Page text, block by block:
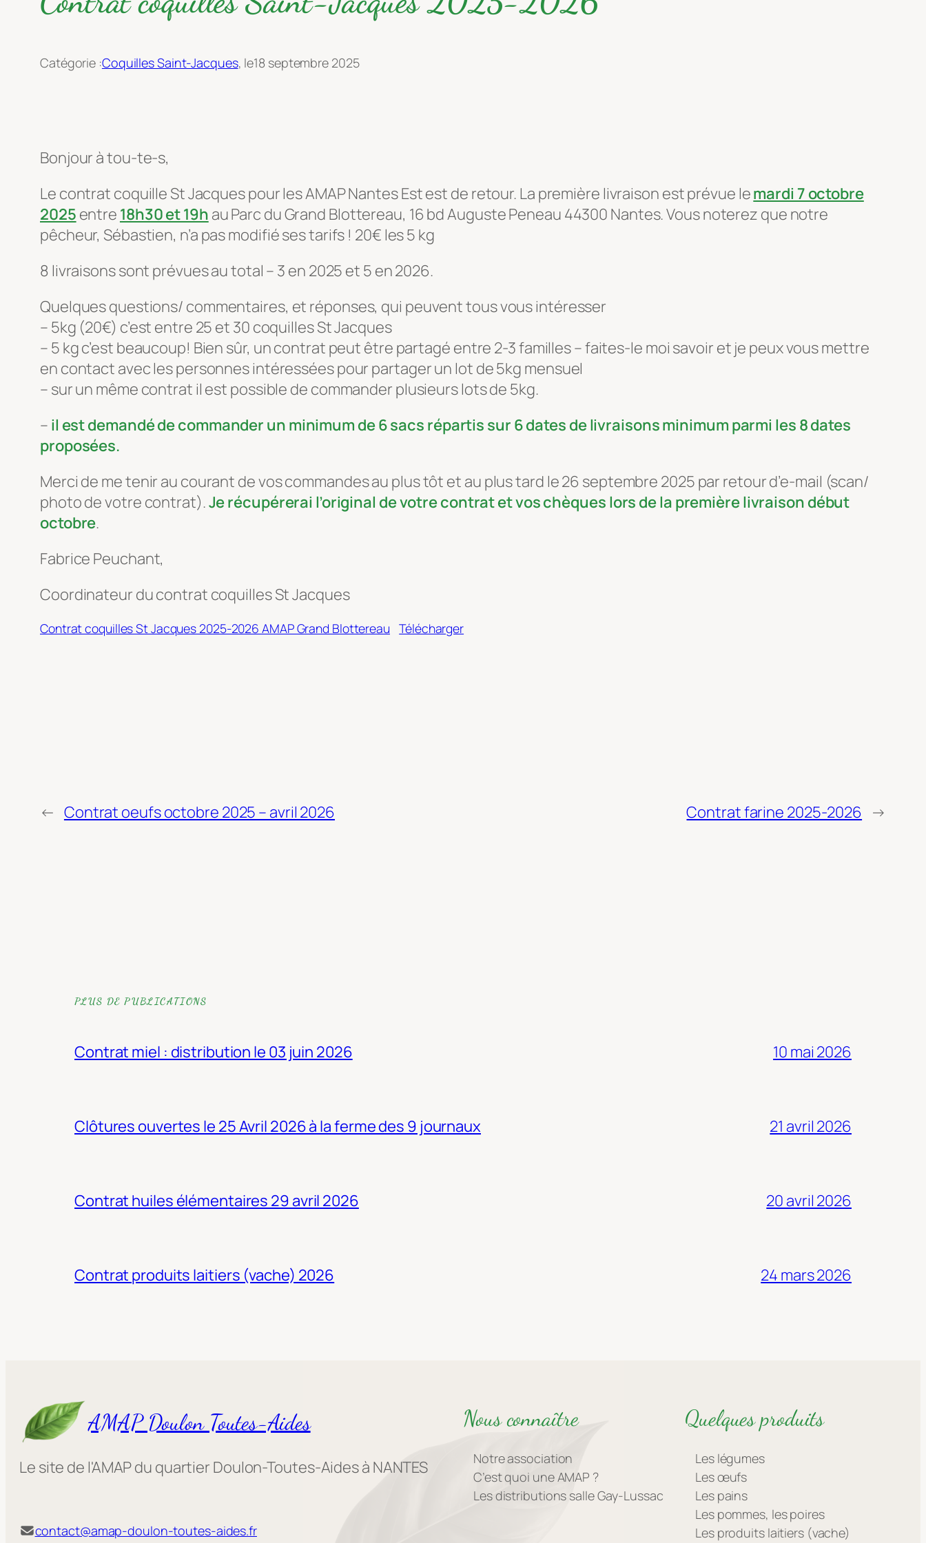
Catégorie :Coquilles Saint-Jacques, le18 septembre 2025
Bonjour à tou-te-s,
Le contrat coquille St Jacques pour les AMAP Nantes Est est de retour. La première livraison est prévue lemardi 7 octobre
2025 entre 18h30 et 19h au Parc du Grand Blottereau, 16 bd Auguste Peneau 44300 Nantes. Vous noterez que notre
pêcheur, Sébastien, n’a pas modifié ses tarifs ! 20€ les 5 kg
8 livraisons sont prévues au total – 3 en 2025 et 5 en 2026.
Quelques questions/ commentaires, et réponses, qui peuvent tous vous intéresser
– 5kg (20€) c’est entre 25 et 30 coquilles St Jacques
– 5 kg c’est beaucoup! Bien sûr, un contrat peut être partagé entre 2-3 familles – faites-le moi savoir et je peux vous mettre
en contact avec les personnes intéressées pour partager un lot de 5kg mensuel
– sur un même contrat il est possible de commander plusieurs lots de 5kg.
– il est demandé de commander un minimum de 6 sacs répartis sur 6 dates de livraisons minimum parmi les 8 dates
proposées.
Merci de me tenir au courant de vos commandes au plus tôt et au plus tard le 26 septembre 2025 par retour d’e-mail (scan/
photo de votre contrat).Je récupérerai l’original de votre contrat et vos chèques lors de la première livraison début
octobre.
Fabrice Peuchant,
Coordinateur du contrat coquilles St Jacques
Contrat coquilles St Jacques 2025-2026 AMAP Grand Blottereau Télécharger
← Contrat oeufs octobre 2025 – avril 2026 Contrat farine 2025-2026 →
PLUS DE PUBLICATIONS
Contrat miel : distribution le 03 juin 2026 10 mai 2026
Clôtures ouvertes le 25 Avril 2026 à la ferme des 9 journaux 21 avril 2026
Contrat huiles élémentaires 29 avril 2026 20 avril 2026
Contrat produits laitiers (vache) 2026 24 mars 2026
AMAP Doulon Toutes-Aides
Le site de l'AMAP du quartier Doulon-Toutes-Aides à NANTES
contact@amap-doulon-toutes-aides.fr
Nous connaître
Notre association
C’est quoi une AMAP ?
Les distributions salle Gay-Lussac
Quelques produits
Les légumes
Les œufs
Les pains
Les pommes, les poires
Les produits laitiers (vache)